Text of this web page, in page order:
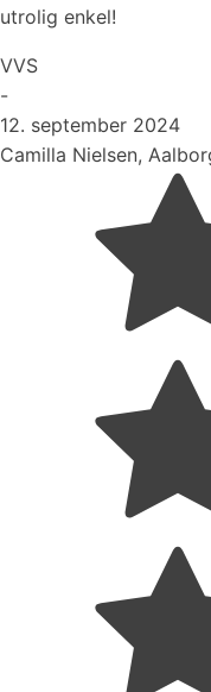
utrolig enkel!
VVS
-
12. september 2024
Camilla Nielsen,